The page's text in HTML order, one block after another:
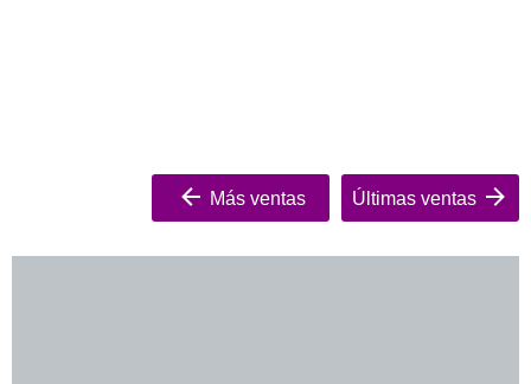
Más ventas Últimas ventas